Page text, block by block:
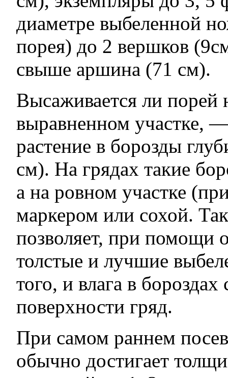
диаметре выбеленной
порея) до 2 вершков
свыше аршина (71 см).
Высаживается ли порей
выравненном участке,
растение в борозды
см). На грядах такие
а на ровном участке
маркером или сохой.
позволяет, при помощи
толстые и лучшие
того, и влага в
поверхности гряд.
При самом раннем
обычно достигает